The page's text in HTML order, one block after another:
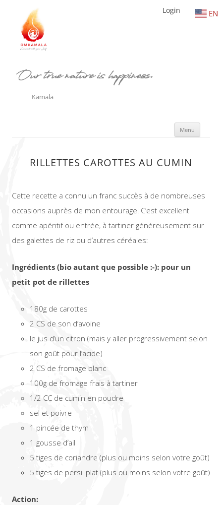
Login
Our true nature is happiness.
Kamala
Menu
RILLETTES CAROTTES AU CUMIN
Cette recette a connu un franc succès à de nombreuses
occasions auprès de mon entourage! C’est excellent
comme apéritif ou entrée, à tartiner généreusement sur
des galettes de riz ou d’autres céréales:
Ingrédients (bio autant que possible :-): pour un
petit pot de rillettes
180g de carottes
2 CS de son d’avoine
le jus d’un citron (mais y aller progressivement selon
son goût pour l’acide)
2 CS de fromage blanc
100g de fromage frais à tartiner
1/2 CC de cumin en poudre
sel et poivre
1 pincée de thym
1 gousse d’ail
5 tiges de coriandre (plus ou moins selon votre goût)
5 tiges de persil plat (plus ou moins selon votre goût)
Action:
EN